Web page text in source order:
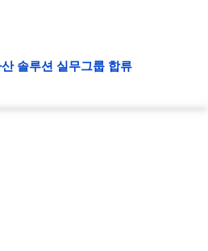
솔루션 실무그룹 합류